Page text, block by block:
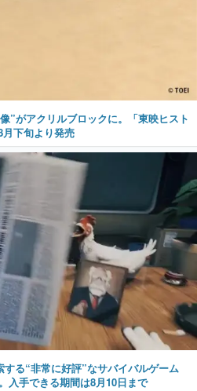
”がアクリルブロックに。「東映ヒスト
下旬より発売
る“非常に好評”なサバイバルゲーム
入手できる期間は8月10日まで